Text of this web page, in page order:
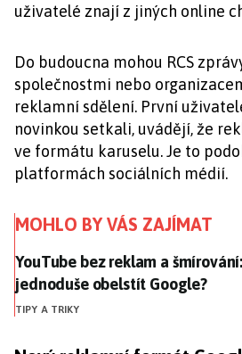
uživatelé znají z jiných online
Do budoucna mohou RCS
společnostmi nebo
reklamní sdělení. První
novinkou setkali, uvádějí, že
ve formátu karuselu. Je to
platformách sociálních médií.
MOHLO BY VÁS ZAJÍMAT
YouTube bez reklam a
YouTube bez reklam a
jednoduše obelstít Google?
TIPY A TRIKY